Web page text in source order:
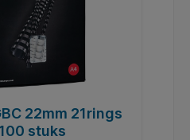
22mm 21rings
stuks